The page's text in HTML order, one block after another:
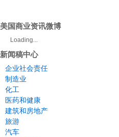
美国商业资讯微博
Loading...
新闻稿中心
企业社会责任
制造业
化工
医药和健康
建筑和房地产
旅游
汽车